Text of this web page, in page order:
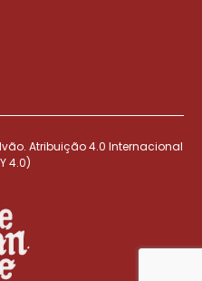
Atribuição 4.0 Internacional
4.0)